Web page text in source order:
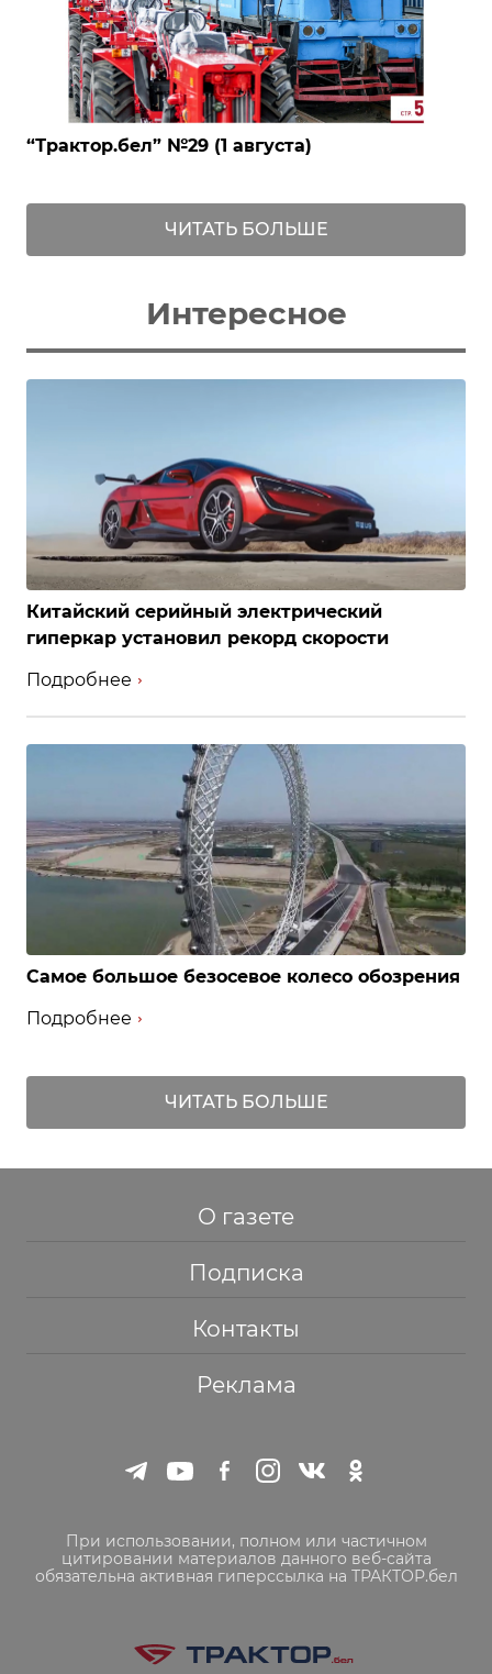
‎“Трактор.бел” №29 (1 августа)
ЧИТАТЬ БОЛЬШЕ
Интересное
Китайский серийный электрический
гиперкар установил рекорд скорости
Подробнее
Самое большое безосевое колесо обозрения
Подробнее
ЧИТАТЬ БОЛЬШЕ
О газете
Подписка
Контакты
Реклама
При использовании, полном или частичном
цитировании материалов данного веб-сайта
обязательна активная гиперссылка на ТРАКТОР.бел